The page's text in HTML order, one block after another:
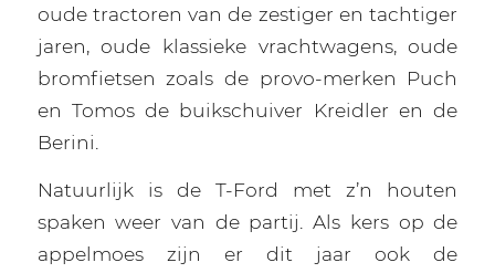
oude tractoren van de zestiger en tachtiger
jaren, oude klassieke vrachtwagens, oude
bromfietsen zoals de provo-merken Puch
en Tomos de buikschuiver Kreidler en de
Berini.
Natuurlijk is de T-Ford met z’n houten
spaken weer van de partij. Als kers op de
appelmoes zijn er dit jaar ook de